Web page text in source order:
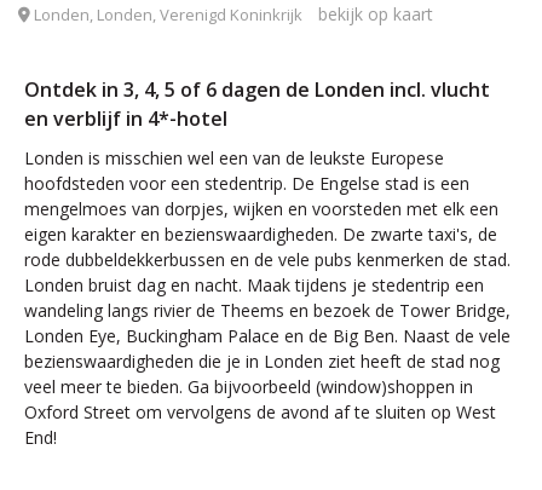
Londen, Londen, Verenigd Koninkrijk bekijk op kaart
Ontdek in 3, 4, 5 of 6 dagen de Londen incl. vlucht
en verblijf in 4*-hotel
Londen is misschien wel een van de leukste Europese
hoofdsteden voor een stedentrip. De Engelse stad is een
mengelmoes van dorpjes, wijken en voorsteden met elk een
eigen karakter en bezienswaardigheden. De zwarte taxi's, de
rode dubbeldekkerbussen en de vele pubs kenmerken de stad.
Londen bruist dag en nacht. Maak tijdens je stedentrip een
wandeling langs rivier de Theems en bezoek de Tower Bridge,
Londen Eye, Buckingham Palace en de Big Ben. Naast de vele
bezienswaardigheden die je in Londen ziet heeft de stad nog
veel meer te bieden. Ga bijvoorbeeld (window)shoppen in
Oxford Street om vervolgens de avond af te sluiten op West
End!